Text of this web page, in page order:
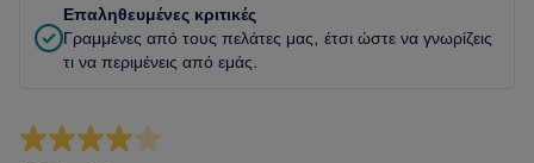
Επαληθευμένες κριτικές
Γραμμένες από τους πελάτες μας, έτσι ώστε να γνωρίζεις
τι να περιμένεις από εμάς.